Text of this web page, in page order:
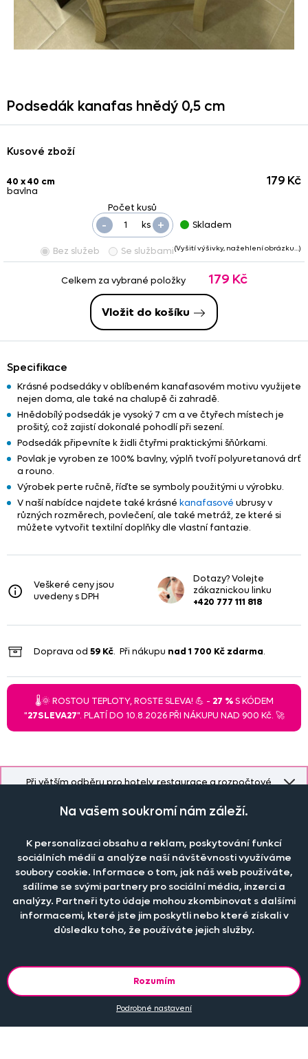
Při větším odběru pro hotely, restaurace a rozpočtové
Podsedák kanafas hnědý 0,5 cm
Kusové zboží
40 x 40 cm
bavlna
ks +
-
179 Kč
Skladem
Bez služeb Se službami(Vyšití výšivky, nažehlení obrázku…)
Celkem za vybrané položky 179 Kč
Vložit do košíku
Specifikace
Krásné podsedáky v oblíbeném kanafasovém motivu využijete
nejen doma, ale také na chalupě či zahradě.
Hnědobílý podsedák je vysoký 7 cm a ve čtyřech místech je
prošitý, což zajistí dokonalé pohodlí při sezení.
Podsedák připevníte k židli čtyřmi praktickými šňůrkami.
Povlak je vyroben ze 100% bavlny, výplň tvoří polyuretanová drť
a rouno.
Výrobek perte ručně, říďte se symboly použitými u výrobku.
V naší nabídce najdete také krásné kanafasové ubrusy v
různých rozměrech, povlečení, ale také metráž, ze které si
můžete vytvořit textilní doplňky dle vlastní fantazie.
Veškeré ceny jsou
uvedeny s DPH
Dotazy? Volejte
zákaznickou linku
+420 777 111 818
Doprava od 59 Kč. Při nákupu nad 1 700 Kč zdarma.
🌡️🌞 ROSTOU TEPLOTY, ROSTE SLEVA! 💪 - 27 %S KÓDEM
"27SLEVA27". PLATÍ DO 10.8.2026 PŘI NÁKUPU NAD 900 Kč. 🚀
Objevte slevy pro členy, získejte akční nabídky, novinky, tipy a
Naše společnost
Doprava a platba
Kontakt
O nás
Katalog zdarma
Časté dotazy
Jak změřit okno pro nákup záclon?
Jak objednat záclony a závěsy na dante.cz?
Jak prát povlečení a prostěradla?
Informace o materiálech
Pobočka
Pobočka a výdej objednávek otevřenapo-pá 7.30 - 16.00
Tel.:777 111 818
e-mail:
reklamace:reklamace@dante.cz
Na vašem soukromí nám záleží.
K personalizaci obsahu a reklam, poskytování funkcí
sociálních médií a analýze naší návštěvnosti využíváme
soubory cookie. Informace o tom, jak náš web používáte,
sdílíme se svými partnery pro sociální média, inzerci a
analýzy. Partneři tyto údaje mohou zkombinovat s dalšími
informacemi, které jste jim poskytli nebo které získali v
důsledku toho, že používáte jejich služby.
Rozumím
Podrobné nastavení